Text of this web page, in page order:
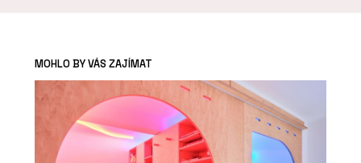
MOHLO BY VÁS ZAJÍMAT